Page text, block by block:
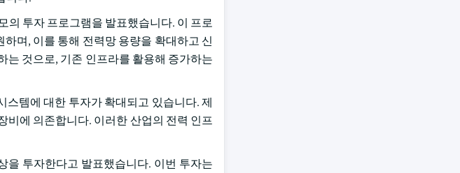
의 투자 프로그램을 발표했습니다. 이 프로
며, 이를 통해 전력망 용량을 확대하고 신
는 것으로, 기존 인프라를 활용해 증가하는
템에 대한 투자가 확대되고 있습니다. 제
비에 의존합니다. 이러한 산업의 전력 인프
을 투자한다고 발표했습니다. 이번 투자는